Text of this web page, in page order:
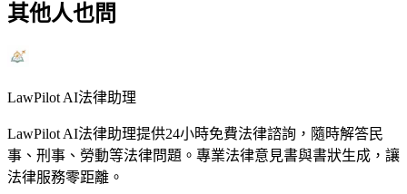
其他人也問
LawPilot AI法律助理
LawPilot AI法律助理提供24小時免費法律諮詢，隨時解答民
事、刑事、勞動等法律問題。專業法律意見書與書狀生成，讓
法律服務零距離。